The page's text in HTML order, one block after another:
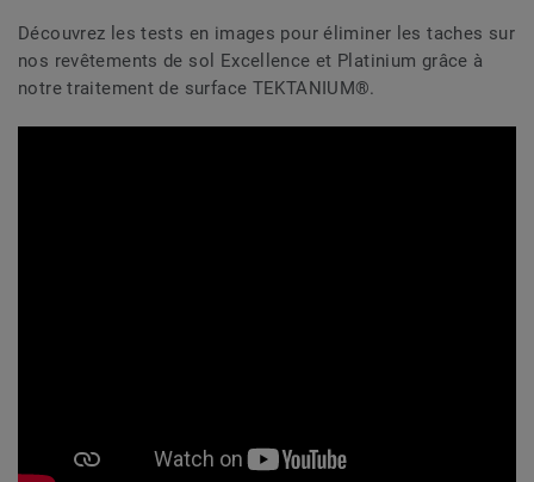
Découvrez les tests en images pour éliminer les taches sur
nos revêtements de sol Excellence et Platinium grâce à
notre traitement de surface TEKTANIUM®.